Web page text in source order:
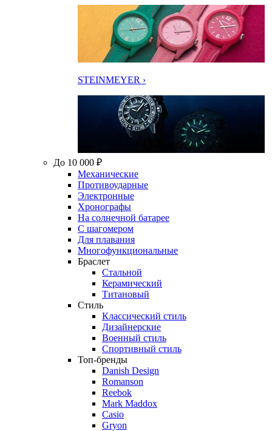
STEINMEYER ›
До 10 000 ₽
Механические
Противоударные
Электронные
Хронографы
На солнечной батарее
С шагомером
Для плавания
Многофункциональные
Браслет
Стальной
Керамический
Титановый
Стиль
Классический стиль
Дизайнерские
Военный стиль
Спортивный стиль
Топ-бренды
Danish Design
Romanson
Reebok
Mark Maddox
Casio
Gryon